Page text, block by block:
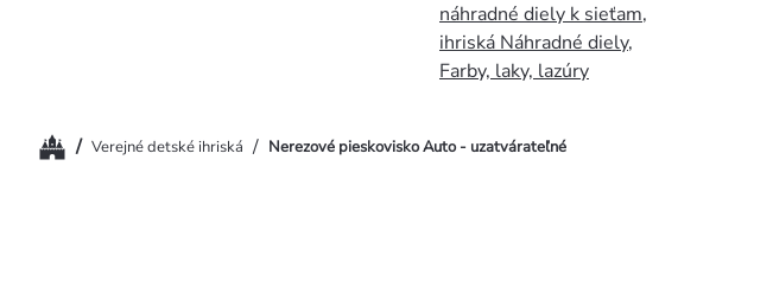
náhradné diely k sieťam,
ihriská Náhradné diely,
Farby, laky, lazúry
Domov
/ Verejné detské ihriská / Nerezové pieskovisko Auto - uzatvárateľné